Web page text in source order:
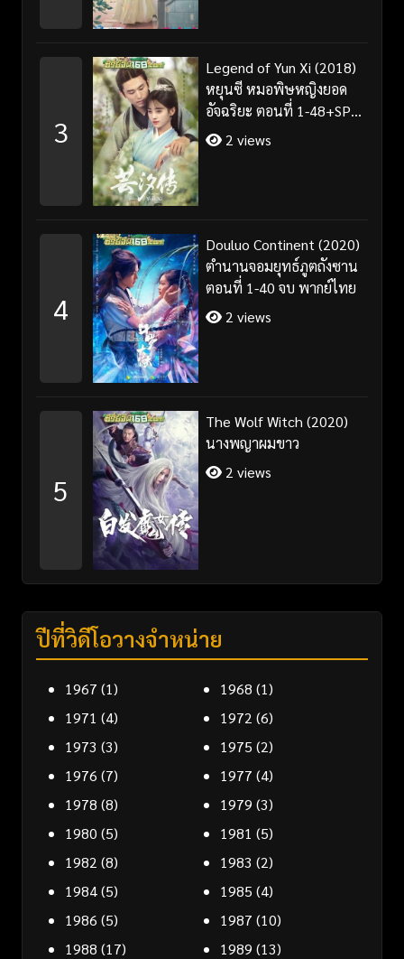
3
Legend of Yun Xi (2018)
หยุนซี หมอพิษหญิงยอด
อัจฉริยะ ตอนที่ 1-48+SP
จบ พากย์ไทย
2 views
4
Douluo Continent (2020)
ตำนานจอมยุทธ์ภูตถังซาน
ตอนที่ 1-40 จบ พากย์ไทย
2 views
5
The Wolf Witch (2020)
นางพญาผมขาว
2 views
ปีที่วิดีโอวางจำหน่าย
1967 (1) 1968 (1)
1971 (4) 1972 (6)
1973 (3) 1975 (2)
1976 (7) 1977 (4)
1978 (8) 1979 (3)
1980 (5) 1981 (5)
1982 (8) 1983 (2)
1984(5) 1985 (4)
1986 (5) 1987 (10)
1988 (17) 1989 (13)